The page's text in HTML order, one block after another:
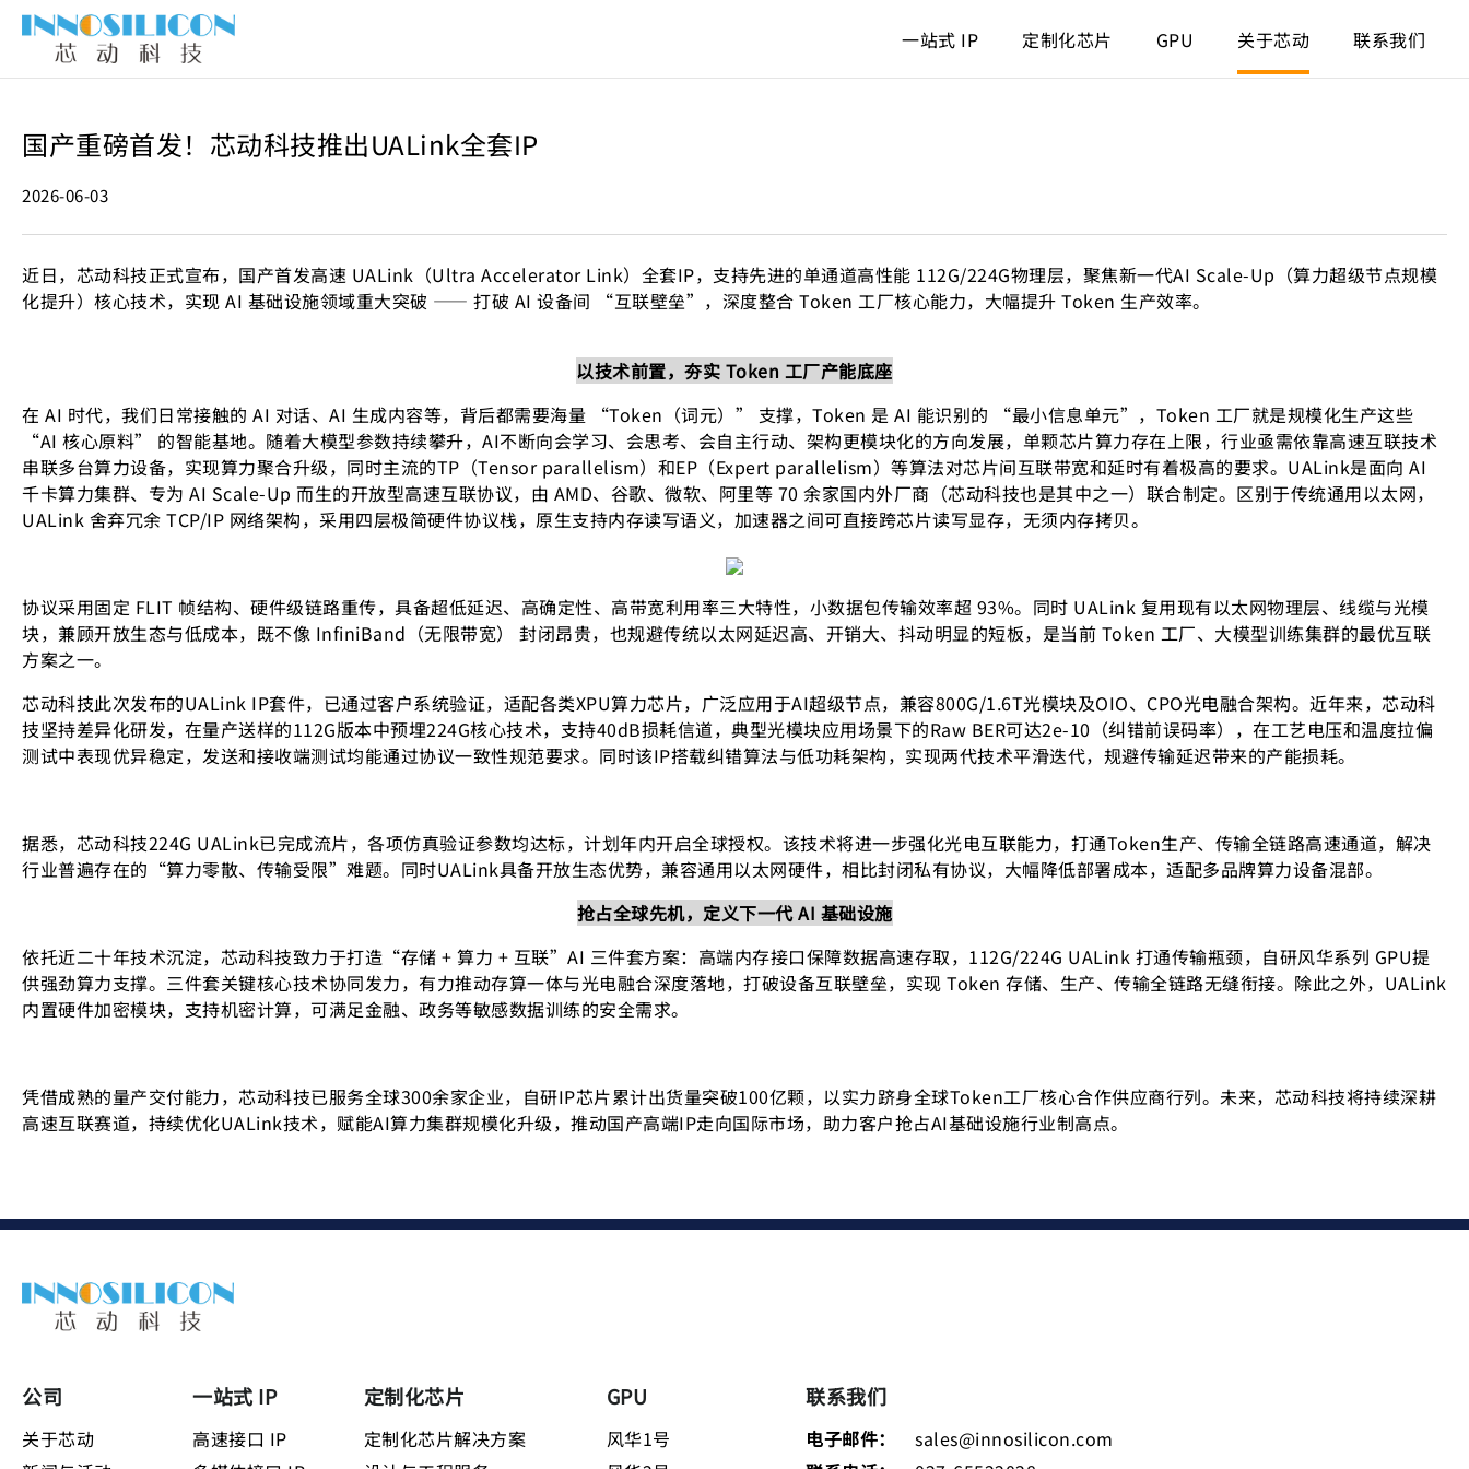
一站式 IP 定制化芯片 GPU 关于芯动 联系我们
国产重磅首发！芯动科技推出UALink全套IP
2026-06-03
近日，芯动科技正式宣布，国产首发高速 UALink（Ultra Accelerator Link）全套IP，支持先进的单通道高性能 112G/224G物理层，聚焦新一代AI Scale-Up（算力超级节点规模
化提升）核心技术，实现 AI 基础设施领域重大突破 —— 打破 AI 设备间 “互联壁垒”，深度整合 Token 工厂核心能力，大幅提升 Token 生产效率。
以技术前置，夯实 Token 工厂产能底座
在 AI 时代，我们日常接触的 AI 对话、AI 生成内容等，背后都需要海量 “Token（词元）” 支撑，Token 是 AI 能识别的 “最小信息单元”，Token 工厂就是规模化生产这些
“AI 核心原料” 的智能基地。随着大模型参数持续攀升，AI不断向会学习、会思考、会自主行动、架构更模块化的方向发展，单颗芯片算力存在上限，行业亟需依靠高速互联技术
串联多台算力设备，实现算力聚合升级，同时主流的TP（Tensor parallelism）和EP（Expert parallelism）等算法对芯片间互联带宽和延时有着极高的要求。UALink是面向 AI
千卡算力集群、专为 AI Scale-Up 而生的开放型高速互联协议，由 AMD、谷歌、微软、阿里等 70 余家国内外厂商（芯动科技也是其中之一）联合制定。区别于传统通用以太网，
UALink 舍弃冗余 TCP/IP 网络架构，采用四层极简硬件协议栈，原生支持内存读写语义，加速器之间可直接跨芯片读写显存，无须内存拷贝。
协议采用固定 FLIT 帧结构、硬件级链路重传，具备超低延迟、高确定性、高带宽利用率三大特性，小数据包传输效率超 93%。同时 UALink 复用现有以太网物理层、线缆与光模
块，兼顾开放生态与低成本，既不像 InfiniBand（无限带宽） 封闭昂贵，也规避传统以太网延迟高、开销大、抖动明显的短板，是当前 Token 工厂、大模型训练集群的最优互联
方案之一。
芯动科技此次发布的UALink IP套件，已通过客户系统验证，适配各类XPU算力芯片，广泛应用于AI超级节点，兼容800G/1.6T光模块及OIO、CPO光电融合架构。近年来，芯动科
技坚持差异化研发，在量产送样的112G版本中预埋224G核心技术，支持40dB损耗信道，典型光模块应用场景下的Raw BER可达2e-10（纠错前误码率），在工艺电压和温度拉偏
测试中表现优异稳定，发送和接收端测试均能通过协议一致性规范要求。同时该IP搭载纠错算法与低功耗架构，实现两代技术平滑迭代，规避传输延迟带来的产能损耗。
据悉，芯动科技224G UALink已完成流片，各项仿真验证参数均达标，计划年内开启全球授权。该技术将进一步强化光电互联能力，打通Token生产、传输全链路高速通道，解决
行业普遍存在的“算力零散、传输受限”难题。同时UALink具备开放生态优势，兼容通用以太网硬件，相比封闭私有协议，大幅降低部署成本，适配多品牌算力设备混部。
抢占全球先机，定义下一代 AI 基础设施
依托近二十年技术沉淀，芯动科技致力于打造“存储 + 算力 + 互联”AI 三件套方案：高端内存接口保障数据高速存取，112G/224G UALink 打通传输瓶颈，自研风华系列 GPU提
供强劲算力支撑。三件套关键核心技术协同发力，有力推动存算一体与光电融合深度落地，打破设备互联壁垒，实现 Token 存储、生产、传输全链路无缝衔接。除此之外，UALink
内置硬件加密模块，支持机密计算，可满足金融、政务等敏感数据训练的安全需求。
凭借成熟的量产交付能力，芯动科技已服务全球300余家企业，自研IP芯片累计出货量突破100亿颗，以实力跻身全球Token工厂核心合作供应商行列。未来，芯动科技将持续深耕
高速互联赛道，持续优化UALink技术，赋能AI算力集群规模化升级，推动国产高端IP走向国际市场，助力客户抢占AI基础设施行业制高点。
公司
关于芯动
一站式 IP
高速接口 IP
定制化芯片
定制化芯片解决方案
GPU
风华1号
联系我们
电子邮件：
sales@innosilicon.com